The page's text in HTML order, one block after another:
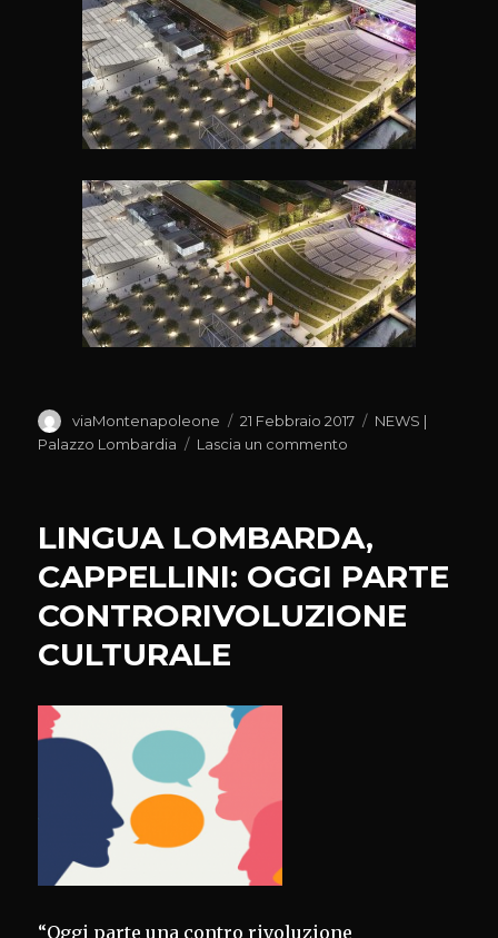
Autore
viaMontenapoleone
Pubblicato
il
21 Febbraio 2017 Categorie
NEWS |
Palazzo Lombardia
Lascia un commento
FINALMENTE
AVRA’UNO
SPAZIO
CONCERTI
LINGUA LOMBARDA,
CAPPELLINI: OGGI PARTE
CONTRORIVOLUZIONE
CULTURALE
“Oggi parte una contro rivoluzione